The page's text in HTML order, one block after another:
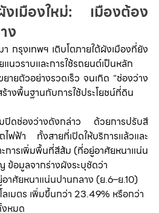
เมืองใหม่: เมืองต้อง
ง
กรุงเทพฯ เติบโตภายใต้ผังเมืองที่ยัง
นวราบและการใช้รถยนต์เป็นหลัก
ายตัวอย่างรวดเร็ว จนเกิด “ช่องว่าง
ร้างพื้นฐานกับการใช้ประโยชน์ที่ดิน
ปิดช่องว่างดังกล่าว ด้วยการปรับสี
ไฟฟ้า ทั้งสายที่เปิดให้บริการแล้วและ
ะการเพิ่มพื้นที่สีส้ม (ที่อยู่อาศัยหนาแน่น
อมูลจากร่างผังระบุชัดว่า
อาศัยหนาแน่นปานกลาง (ย.6–ย.10)
เมตร เพิ่มขึ้นกว่า 23.49% หรือกว่า
หมด